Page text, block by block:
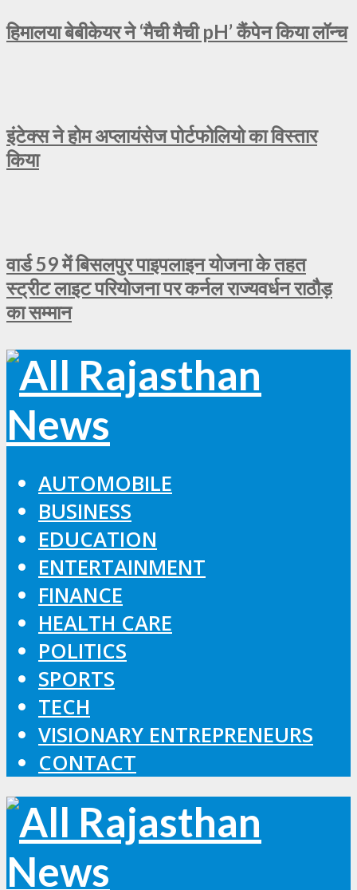
हिमालया बेबीकेयर ने ‘मैची मैची pH’ कैंपेन किया लॉन्च
इंटेक्स ने होम अप्लायंसेज पोर्टफोलियो का विस्तार
किया
वार्ड 59 में बिसलपुर पाइपलाइन योजना के तहत
स्ट्रीट लाइट परियोजना पर कर्नल राज्यवर्धन राठौड़
का सम्मान
AUTOMOBILE
BUSINESS
EDUCATION
ENTERTAINMENT
FINANCE
HEALTH CARE
POLITICS
SPORTS
TECH
VISIONARY ENTREPRENEURS
CONTACT